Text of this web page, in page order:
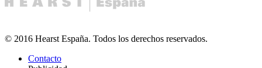
© 2016 Hearst España. Todos los derechos reservados.
Contacto